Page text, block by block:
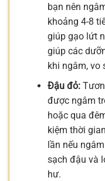
bạn nên
khoảng 4-8
giúp gạo lứt
giúp các
khi ngâm, vo
Đậu đỏ:
được ngâm
hoặc qua
kiệm thời
lần nếu
sạch đậu và
hư.